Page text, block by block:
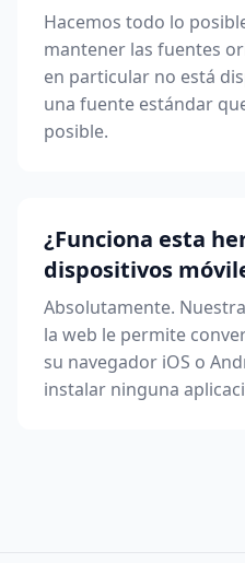
Hacemos todo lo
mantener las fuentes
en particular no está
una fuente estándar
posible.
¿Funciona esta
dispositivos
Absolutamente.
la web le permite
su navegador iOS o
instalar ninguna